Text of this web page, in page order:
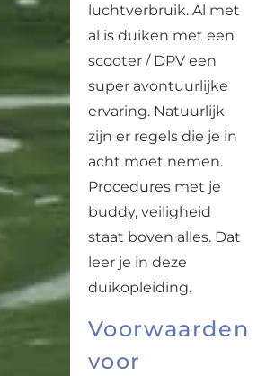
luchtverbruik. Al met
al is duiken met een
scooter / DPV een
super avontuurlijke
ervaring. Natuurlijk
zijn er regels die je in
acht moet nemen.
Procedures met je
buddy, veiligheid
staat boven alles. Dat
leer je in deze
duikopleiding.
Voorwaarden
voor